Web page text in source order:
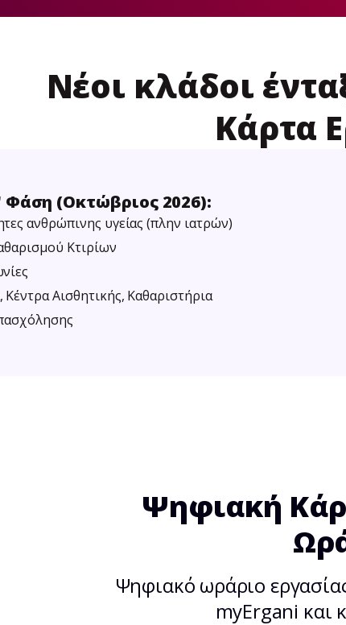
Νέοι κλάδοι
Κάρτα
Φάση (Οκτώβριος 2026):
ανθρώπινης υγείας (πλην ιατρών)
Κτιρίων
Αισθητικής, Καθαριστήρια
Ψηφιακή
Ψηφιακό ωράριο
myErgani και